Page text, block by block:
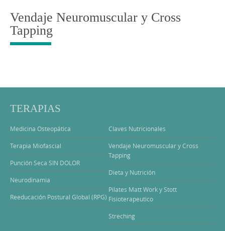
Vendaje Neuromuscular y Cross
Tapping
TERAPIAS
Medicina Osteopática
Terapia Miofascial
Punción Seca SIN DOLOR
Neurodinamia
Reeducación Postural Global (RPG)
Claves Nutricionales
Vendaje Neuromuscular y Cross
Tapping
Dieta y Nutrición
Pilates Matt Work y Stott
Fisioterapeutico
Streching